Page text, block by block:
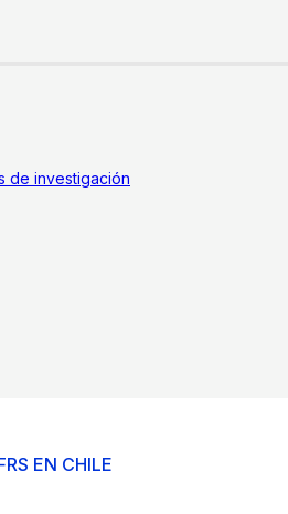
de investigación
EN CHILE